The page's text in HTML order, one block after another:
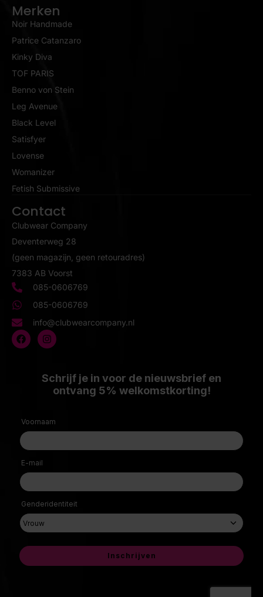
Merken
Noir Handmade
Patrice Catanzaro
Kinky Diva
TOF PARIS
Benno von Stein
Leg Avenue
Black Level
Satisfyer
Lovense
Womanizer
Fetish Submissive
Contact
Clubwear Company
Deventerweg 28
(geen magazijn, geen retouradres)
7383 AB Voorst
085-0606769
085-0606769
info@clubwearcompany.nl